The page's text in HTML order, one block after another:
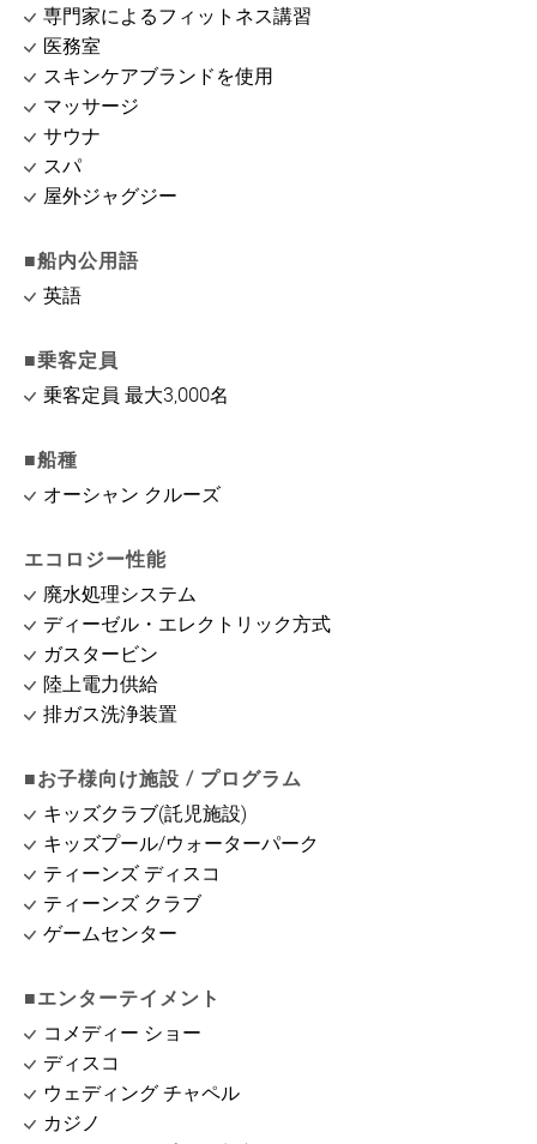
専門家によるフィットネス講習
医務室
スキンケアブランドを使用
マッサージ
サウナ
スパ
屋外ジャグジー
■船内公用語
英語
■乗客定員
乗客定員 最大3,000名
■船種
オーシャン クルーズ
エコロジー性能
廃水処理システム
ディーゼル・エレクトリック方式
ガスタービン
陸上電力供給
排ガス洗浄装置
■お子様向け施設 / プログラム
キッズクラブ(託児施設)
キッズプール/ウォーターパーク
ティーンズ ディスコ
ティーンズ クラブ
ゲームセンター
■エンターテイメント
コメディー ショー
ディスコ
ウェディング チャペル
カジノ